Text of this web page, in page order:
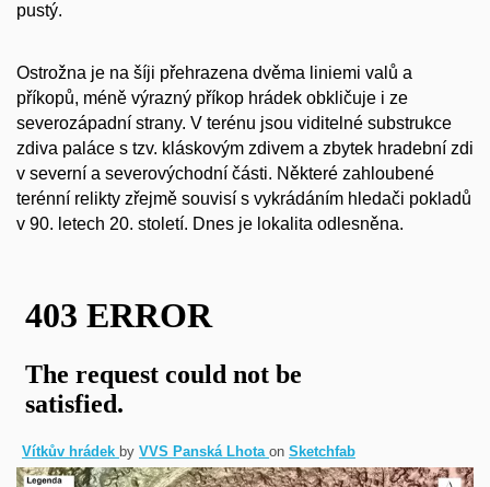
pustý.
Ostrožna je na šíji přehrazena dvěma liniemi valů a
příkopů, méně výrazný příkop hrádek obkličuje i ze
severozápadní strany. V terénu jsou viditelné substrukce
zdiva paláce s tzv. kláskovým zdivem a zbytek hradební zdi
v severní a severovýchodní části. Některé zahloubené
terénní relikty zřejmě souvisí s vykrádáním hledači pokladů
v 90. letech 20. století. Dnes je lokalita odlesněna.
Vítkův hrádek by VVS Panská Lhota on Sketchfab